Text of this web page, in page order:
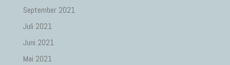
September 2021
Juli 2021
Juni 2021
Mai 2021